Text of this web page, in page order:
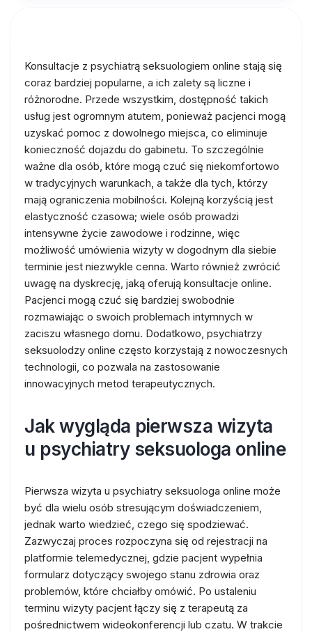
Konsultacje z psychiatrą seksuologiem online stają się
coraz bardziej popularne, a ich zalety są liczne i
różnorodne. Przede wszystkim, dostępność takich
usług jest ogromnym atutem, ponieważ pacjenci mogą
uzyskać pomoc z dowolnego miejsca, co eliminuje
konieczność dojazdu do gabinetu. To szczególnie
ważne dla osób, które mogą czuć się niekomfortowo
w tradycyjnych warunkach, a także dla tych, którzy
mają ograniczenia mobilności. Kolejną korzyścią jest
elastyczność czasowa; wiele osób prowadzi
intensywne życie zawodowe i rodzinne, więc
możliwość umówienia wizyty w dogodnym dla siebie
terminie jest niezwykle cenna. Warto również zwrócić
uwagę na dyskrecję, jaką oferują konsultacje online.
Pacjenci mogą czuć się bardziej swobodnie
rozmawiając o swoich problemach intymnych w
zaciszu własnego domu. Dodatkowo, psychiatrzy
seksuolodzy online często korzystają z nowoczesnych
technologii, co pozwala na zastosowanie
innowacyjnych metod terapeutycznych.
Jak wygląda pierwsza wizyta
u psychiatry seksuologa online
Pierwsza wizyta u psychiatry seksuologa online może
być dla wielu osób stresującym doświadczeniem,
jednak warto wiedzieć, czego się spodziewać.
Zazwyczaj proces rozpoczyna się od rejestracji na
platformie telemedycznej, gdzie pacjent wypełnia
formularz dotyczący swojego stanu zdrowia oraz
problemów, które chciałby omówić. Po ustaleniu
terminu wizyty pacjent łączy się z terapeutą za
pośrednictwem wideokonferencji lub czatu. W trakcie